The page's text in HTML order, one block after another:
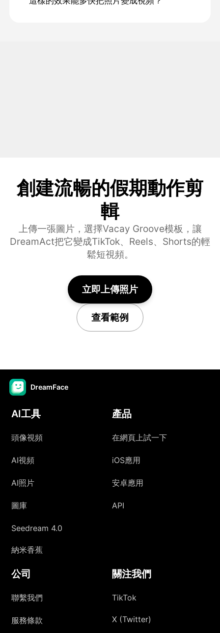
創建流暢的假期動作剪
輯
上傳一張圖片，選擇Vacay Groove模板，讓
DreamAct把它變成TikTok、Reels、Shorts的輕
鬆短視頻。
立即上傳照片
查看範例
DreamFace
AI工具
頭像視頻
AI視頻
AI照片
圖庫
Seedream 4.0
納米香蕉
產品
在網頁上試一下
iOS應用
安卓應用
API
公司
聯繫我們
服務條款
關注我們
TikTok
X (Twitter)